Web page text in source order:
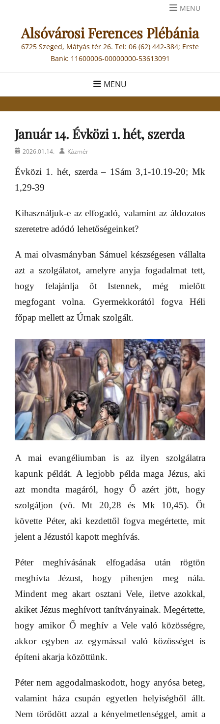
to
content
MENU
Alsóvárosi Ferences Plébánia
6725 Szeged, Mátyás tér 26. Tel: 06 (62) 442-384; Erste
Bank: 11600006-00000000-53613091
MENU
Január 14. Évközi 1. hét, szerda
Posted2026.01.14. AuthorKázmér
Évközi 1. hét, szerda – 1Sám 3,1-10.19-20; Mk
1,29-39
Kihasználjuk-e az elfogadó, valamint az áldozatos
szeretetre adódó lehetőségeinket?
A mai olvasmányban Sámuel készségesen vállalta
azt a szolgálatot, amelyre anyja fogadalmat tett,
hogy felajánlja őt Istennek, még mielőtt
megfogant volna. Gyermekkorától fogva Héli
főpap mellett az Úrnak szolgált.
A mai evangéliumban is az ilyen szolgálatra
kapunk példát. A legjobb példa maga Jézus, aki
azt mondta magáról, hogy Ő azért jött, hogy
szolgáljon (vö. Mt 20,28 és Mk 10,45). Őt
követte Péter, aki kezdettől fogva megértette, mit
jelent a Jézustól kapott meghívás.
Péter meghívásának elfogadása után rögtön
meghívta Jézust, hogy pihenjen meg nála.
Mindent meg akart osztani Vele, iletve azokkal,
akiket Jézus meghívott tanítványainak. Megértette,
hogy amikor Ő meghív a Vele való közösségre,
akkor egyben az egymással való közösséget is
építeni akarja közöttünk.
Péter nem aggodalmaskodott, hogy anyósa beteg,
valamint háza csupán egyetlen helyiségből állt.
Nem törődött azzal a kényelmetlenséggel, amit a